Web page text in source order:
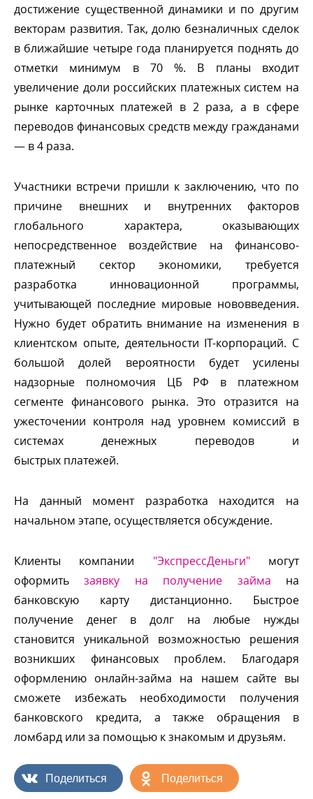
достижение существенной динамики и по другим
екторам развития. Так, долю безналичных сделок
лижайшие четыре года планируется поднять до
отметки минимум в 70 %. В планы входит
увеличение доли российских платежных систем на
рынке карточных платежей в 2 раза, а в сфере
переводов финансовых средств между гражданами
— в 4 раза.
Участники встречи пришли к заключению, что по
причине внешних и внутренних факторо
лобального характера, оказывающих
непосредственное воздействие на финансово-
платежный сектор экономики, требуется
разработка инновационной программы,
учитывающей последние мировые нововведения.
Нужно будет обратить внимание на изменения
клиентском опыте, деятельности IT-корпораций. С
ольшой долей вероятности будет усилены
надзорные полномочия ЦБ РФ в платежном
сегменте финансового рынка. Это отразится на
ужесточении контроля над уровнем комиссий
системах денежных переводов и
ыстрых платежей.
На данный момент разработка находится на
начальном этапе, осуществляется обсуждение.
Клиенты компании "ЭкспрессДеньги"могут
оформитьзаявку на получение займа на
анковскую карту дистанционно. Быстрое
получение денег в долг на любые нужды
становится уникальной возможностью решения
озникших финансовых проблем. Благодаря
оформлению онлайн-займа на нашем сайте вы
сможете избежать необходимости получения
анковского кредита, а также обращения
ломбард или за помощью к знакомым и друзьям.
Поделиться Поделиться